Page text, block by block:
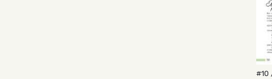
#10